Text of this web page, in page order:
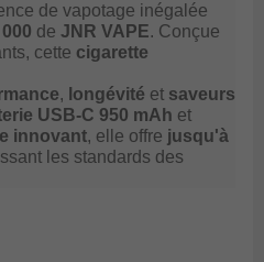
de vapotage inégalée
de JNR VAPE. Conçue
cette cigarette
, longévité et saveurs
USB-C 950 mAh et
innovant, elle offre jusqu'à
les standards des